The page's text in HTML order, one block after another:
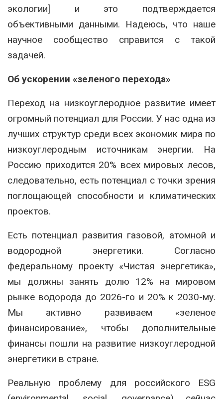
экологии] и это подтверждается
объективными данными. Надеюсь, что наше
научное сообщество справится с такой
задачей.
Об ускорении «зеленого перехода»
Переход на низкоуглеродное развитие имеет
огромный потенциал для России. У нас одна из
лучших структур среди всех экономик мира по
низкоуглеродным источникам энергии. На
Россию приходится 20% всех мировых лесов,
следовательно, есть потенциал с точки зрения
поглощающей способности и климатических
проектов.
Есть потенциал развития газовой, атомной и
водородной энергетики. Согласно
федеральному проекту «Чистая энергетика»,
мы должны занять долю 12% на мировом
рынке водорода до 2026-го и 20% к 2030-му.
Мы активно развиваем «зеленое
финансирование», чтобы дополнительные
финансы пошли на развитие низкоуглеродной
энергетики в стране.
Реальную проблему для российского ESG